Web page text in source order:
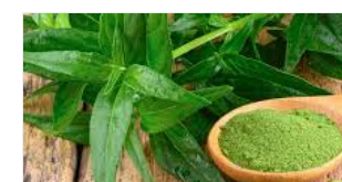
Di
Tahun
2025:
Ancaman
Nyata
Bagi
Bumi